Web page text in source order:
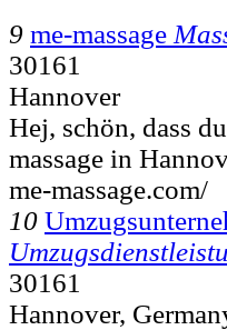
9 me-massage
30161
Hannover
Hej, schön, dass
massage in
me-massage.com/
10
30161
Hannover,